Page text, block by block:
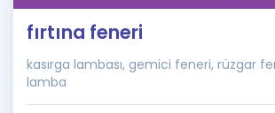
fırtına feneri
kasırga lambası, gemici feneri, rüzgar
lamba